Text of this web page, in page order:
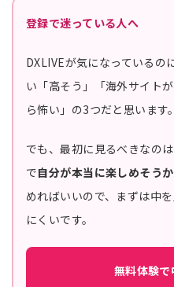
登録で迷っている人へ
DXLIVEが気になっているの
い「高そう」「海外サイト
ら怖い」の3つだと思います。
でも、最初に見るべきなの
で自分が本当に楽しめそうか
めればいいので、まずは中
にくいです。
無料体験